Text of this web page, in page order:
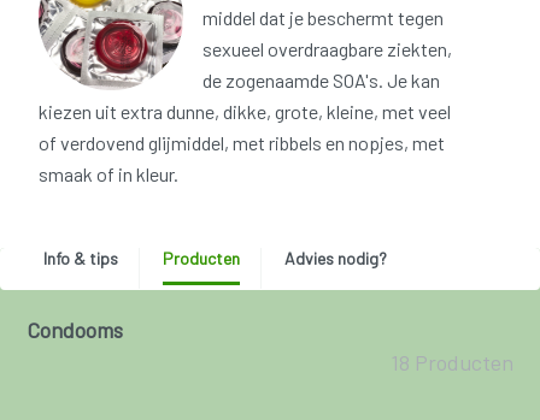
middel dat je beschermt tegen
sexueel overdraagbare ziekten,
de zogenaamde SOA's. Je kan
kiezen uit extra dunne, dikke, grote, kleine, met veel
of verdovend glijmiddel, met ribbels en nopjes, met
smaak of in kleur.
Info & tips Producten Advies nodig?
Condooms
18 Producten